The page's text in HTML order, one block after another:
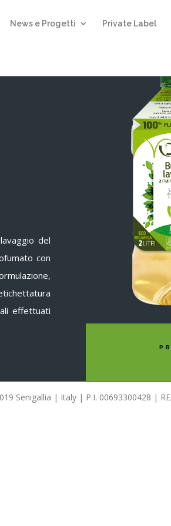
News e Progetti Private Label
del
con
effettuati
Senigallia | Italy | P.I. 00693300428 |